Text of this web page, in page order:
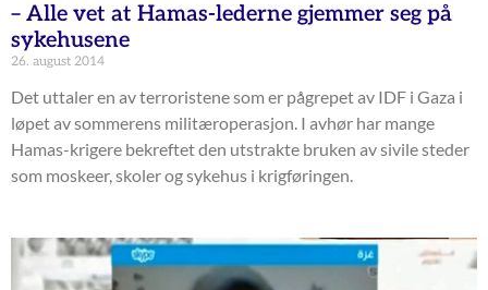
– Alle vet at Hamas-lederne gjemmer seg på
sykehusene
26. august 2014
Det uttaler en av terroristene som er pågrepet av IDF i Gaza i
løpet av sommerens militæroperasjon. I avhør har mange
Hamas-krigere bekreftet den utstrakte bruken av sivile steder
som moskeer, skoler og sykehus i krigføringen.